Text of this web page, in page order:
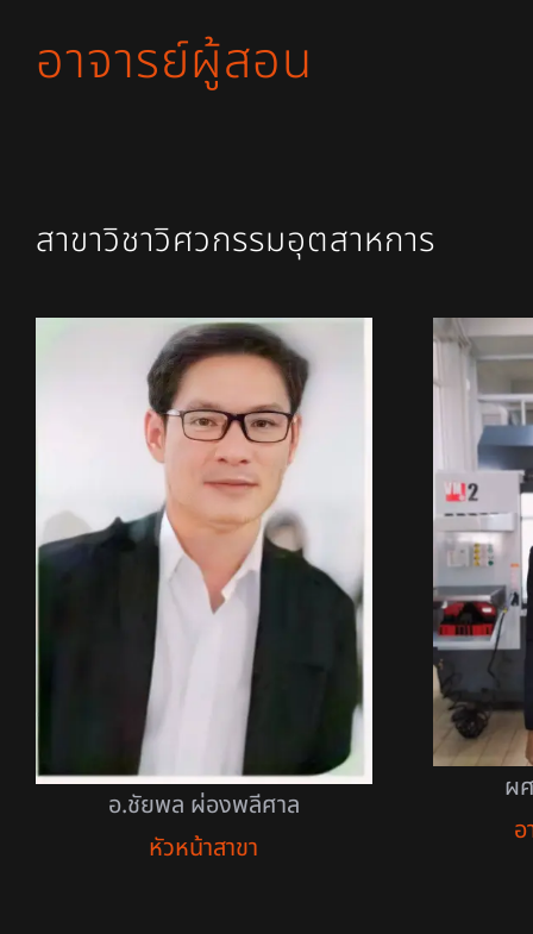
อาจารย์ผู้สอน
สาขาวิชาวิศวกรรมอุตสาหการ
อ.ชัยพล ผ่องพลีศาล
หัวหน้าสาขา
ผ
อ